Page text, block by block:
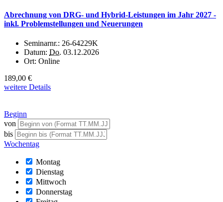
Abrechnung von DRG- und Hybrid-Leistungen im Jahr 2027 -
inkl. Problemstellungen und Neuerungen
Seminarnr.: 26-64229K
Datum: Do. 03.12.2026
Ort: Online
189,00 €
weitere Details
Beginn
von
bis
Wochentag
Montag
Dienstag
Mittwoch
Donnerstag